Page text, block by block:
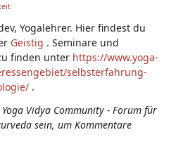
Yogalehrer. Hier findest du
Geistig . Seminare und
finden unter https://www.yoga-
selbsterfahrung-
.
Vidya Community - Forum für
sein, um Kommentare